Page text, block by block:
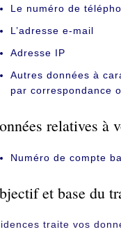
Le numéro de
L’adresse e-mail
Adresse IP
Autres données à
par correspondance
relatives à
Numéro de compte
et base du
traite vos